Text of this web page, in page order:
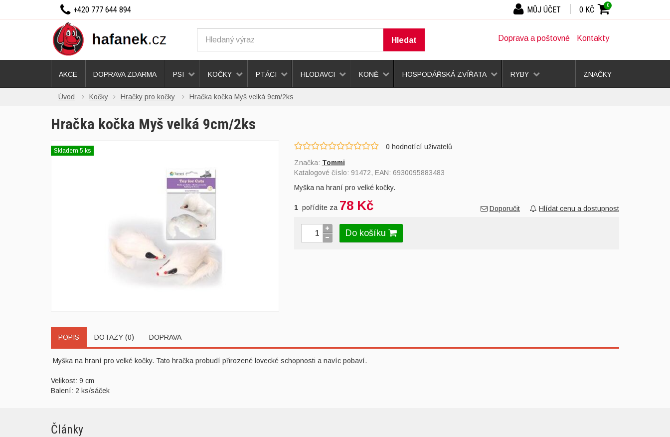
Hledat Doprava a poštovné Kontakty
Úvod Kočky Hračky pro kočky Hračka kočka Myš velká 9cm/2ks
Hračka kočka Myš velká 9cm/2ks
Skladem 5 ks 0 hodnotící uživatelů
Značka: Tommi
Katalogové číslo: 91472, EAN: 6930095883483
Myška na hraní pro velké kočky.
Doporučit Hlídat cenu a dostupnost
1 pořídíte za 78 Kč
Do košíku
POPIS DOTAZY (0) DOPRAVA
Myška na hraní pro velké kočky. Tato hračka probudí přirozené lovecké schopnosti a navíc pobaví.
Velikost: 9 cm
Balení: 2 ks/sáček
Články
AKCE DOPRAVA ZDARMA PSI KOČKY PTÁCI HLODAVCI KONĚ HOSPODÁŘSKÁ ZVÍŘATA RYBY ZNAČKY
0 KČ 0
MŮJ ÚČET
+420 777 644 894